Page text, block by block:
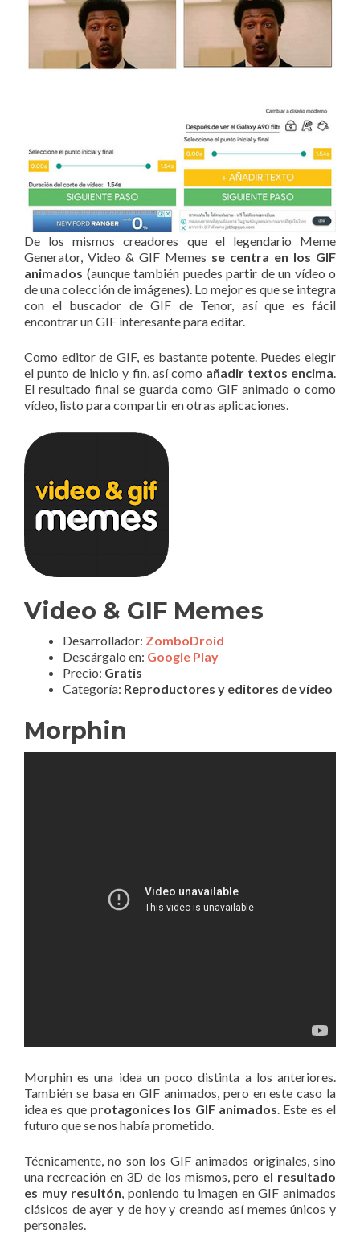
De los mismos creadores que el legendario Meme
Generator, Video & GIF Memes se centra en los GIF
animados (aunque también puedes partir de un vídeo o
de una colección de imágenes). Lo mejor es que se integra
con el buscador de GIF de Tenor, así que es fácil
encontrar un GIF interesante para editar.
Como editor de GIF, es bastante potente. Puedes elegir
el punto de inicio y fin, así como añadir textos encima
El resultado final se guarda como GIF animado o como
vídeo, listo para compartir en otras aplicaciones.
Video & GIF Memes
Desarrollador: ZomboDroid
Descárgalo en: Google Play
Precio: Gratis
Categoría: Reproductores y editores de vídeo
Morphin
Morphin es una idea un poco distinta a los anteriores.
También se basa en GIF animados, pero en este caso la
idea es que protagonices los GIF animados . Este es el
futuro que se nos había prometido.
Técnicamente, no son los GIF animados originales, sino
una recreación en 3D de los mismos, pero el resultado
es muy resultón , poniendo tu imagen en GIF animados
clásicos de ayer y de hoy y creando así memes únicos y
personales.